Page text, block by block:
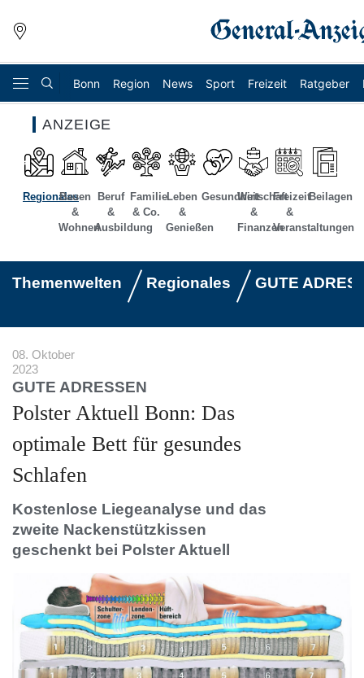
Bonn Region News Sport Freizeit Ratgeber
ANZEIGE
Regionales
Bauen
&
Wohnen
Beruf
&
Ausbildung
Familie
& Co.
Leben
&
Genießen
GesundheitWirtschaft
&
Finanzen
Freizeit
&
Veranstaltungen
Beilagen
Themenwelten Regionales GUTE
08. Oktober
2023
GUTE ADRESSEN
Polster Aktuell Bonn: Das
optimale Bett für gesundes
Schlafen
Kostenlose Liegeanalyse und das
zweite Nackenstützkissen
geschenkt bei Polster Aktuell